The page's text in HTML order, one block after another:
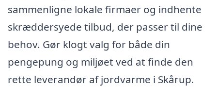
sammenligne lokale firmaer og indhente
skræddersyede tilbud, der passer til dine
behov. Gør klogt valg for både din
pengepung og miljøet ved at finde den
rette leverandør af jordvarme i Skårup.